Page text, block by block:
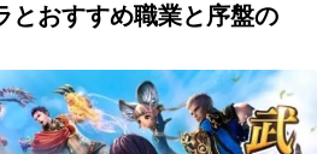
おすすめ職業と序盤の